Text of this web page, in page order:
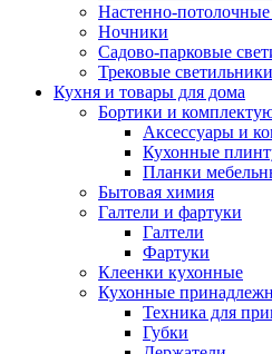
Настенно-
Ночники
Садово-парковые
Трековые светильники
Кухня и товары для дома
Бортики и
Аксессуары и
Кухонные
Планки
Бытовая химия
Галтели и фартуки
Галтели
Фартуки
Клеенки кухонные
Кухонные
Техника для
Губки